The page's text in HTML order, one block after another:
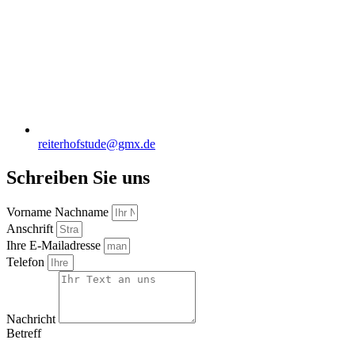
reiterhofstude@gmx.de
Schreiben Sie uns
Vorname Nachname
Anschrift
Ihre E-Mailadresse
Telefon
Nachricht
Betreff